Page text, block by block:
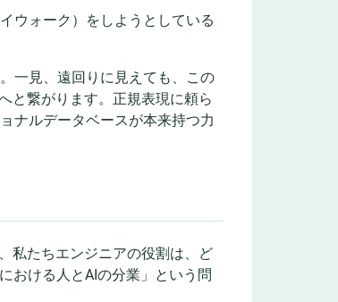
ウォーク）をしようとしている
一見、遠回りに見えても、この
と繋がります。正規表現に頼ら
ナルデータベースが本来持つ力
私たちエンジニアの役割は、ど
おける人とAIの分業」という問